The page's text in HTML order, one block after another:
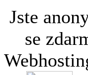
Jste
se